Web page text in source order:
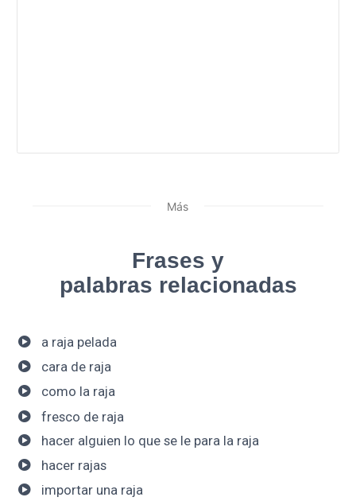
Más
Frases y
palabras relacionadas
a raja pelada
cara de raja
como la raja
fresco de raja
hacer alguien lo que se le para la raja
hacer rajas
importar una raja